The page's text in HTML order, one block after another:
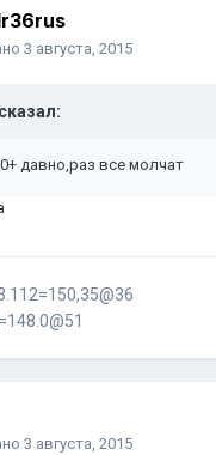
3 августа, 2015
давно,раз все молчат
3 августа, 2015